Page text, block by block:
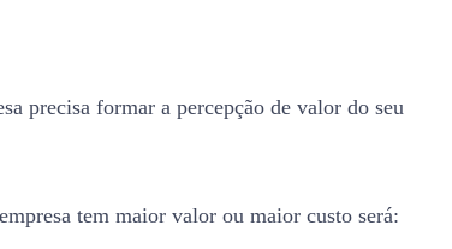
precisa formar a percepção de valor do seu
tem maior valor ou maior custo será: